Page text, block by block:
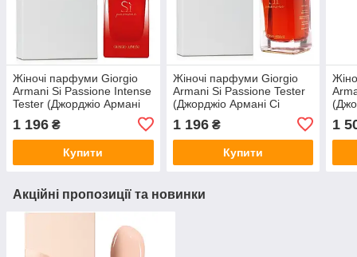
Жіночі парфуми Giorgio
Armani Si Passione Intense
Tester (Джорджіо Армані
Парфумована вода 100
ml/мл Тестер
1 196 ₴
Купити
Жіночі парфуми Giorgio
Armani Si Passione Tester
(Джорджіо Армані Сі
вода 100 ml/мл Тестер
1 196₴
Купити
ml/
1
Акційні пропозиції та новинки